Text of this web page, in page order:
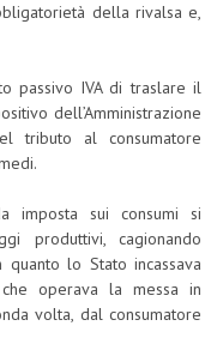
della rivalsa e,
passivo IVA di traslare il
dell’Amministrazione
tributo al consumatore
imposta sui consumi si
produttivi, cagionando
lo Stato incassava
operava la messa in
volta, dal consumatore